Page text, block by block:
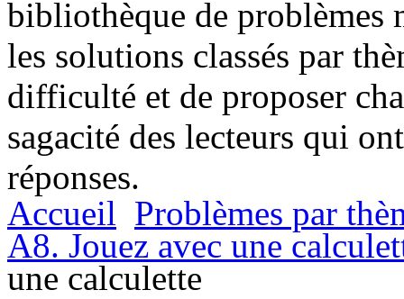
bibliothèque de problèmes
les solutions classés par
difficulté et de proposer
sagacité des lecteurs qui
réponses.
Accueil Problèmes par
A8. Jouez avec une
une calculette